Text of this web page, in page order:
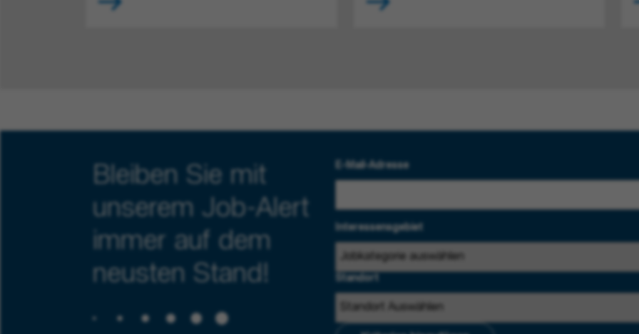
Bleiben Sie mit
unserem Job-Alert
immer auf dem
neusten Stand!
E-Mail-Adresse
Interessensgebiet
Standort